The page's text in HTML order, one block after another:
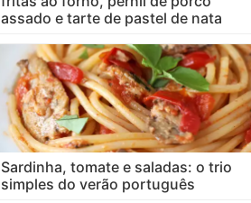
assado e tarte de pastel de nata
Sardinha, tomate e saladas: o trio
simples do verão português